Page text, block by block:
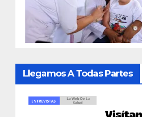
Llegamos A Todas Partes